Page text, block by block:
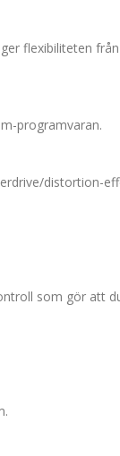
flexibiliteten
programvaran.
distortion-
som gör att